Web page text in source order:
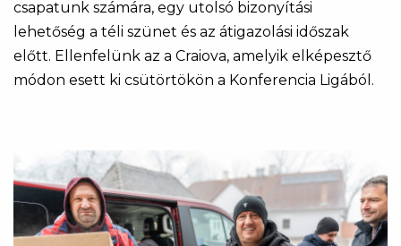
csapatunk számára, egy utolsó bizonyítási
lehetőség a téli szünet és az átigazolási időszak
előtt. Ellenfelünk az a Craiova, amelyik elképesztő
módon esett ki csütörtökön a Konferencia Ligából.